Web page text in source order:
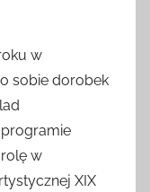
w
sobie dorobek
w
XIX